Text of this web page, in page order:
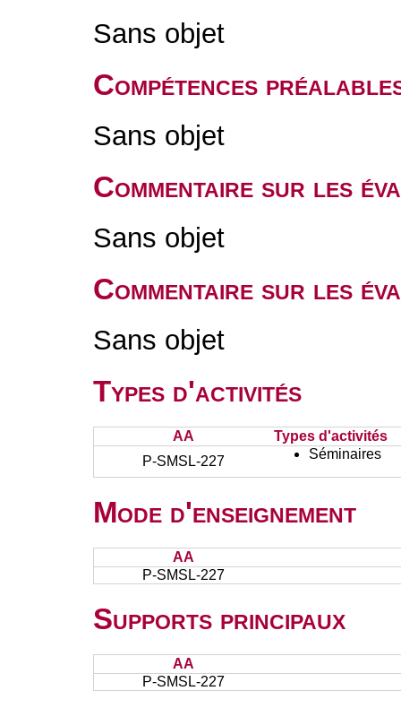
Sans objet
Compétences
Sans objet
Commentaire sur les
Sans objet
Commentaire sur les
Sans objet
Types d'activités
AA
Types d'activités
P-SMSL-227
Séminaires
Mode d'enseignement
AA
P-SMSL-227
Supports principaux
AA
P-SMSL-227